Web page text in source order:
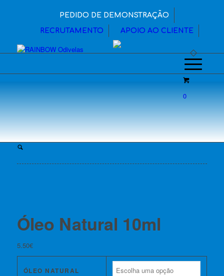
PEDIDO DE DEMONSTRAÇÃO
RECRUTAMENTO APOIO AO CLIENTE
0
Óleo Natural 10ml
5.50€
ÓLEO NATURAL